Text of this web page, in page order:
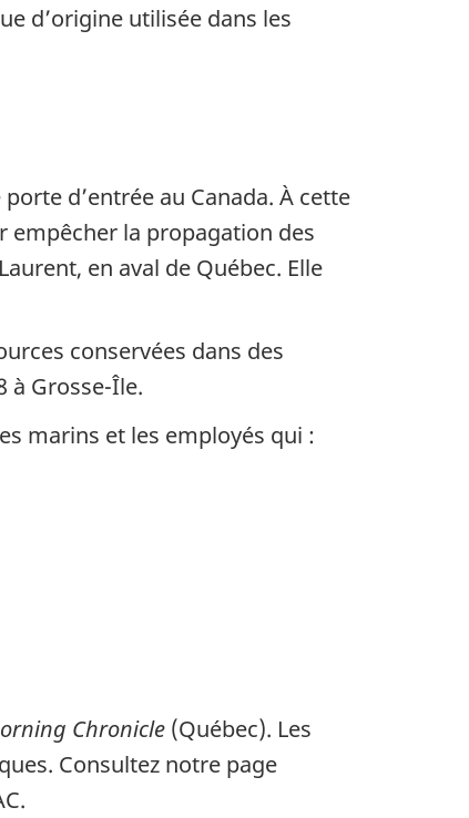
d’origine utilisée dans les
d’entrée au Canada. À cette
empêcher la propagation des
en aval de Québec. Elle
conservées dans des
à Grosse-Île.
marins et les employés qui :
Chronicle (Québec). Les
Consultez notre page